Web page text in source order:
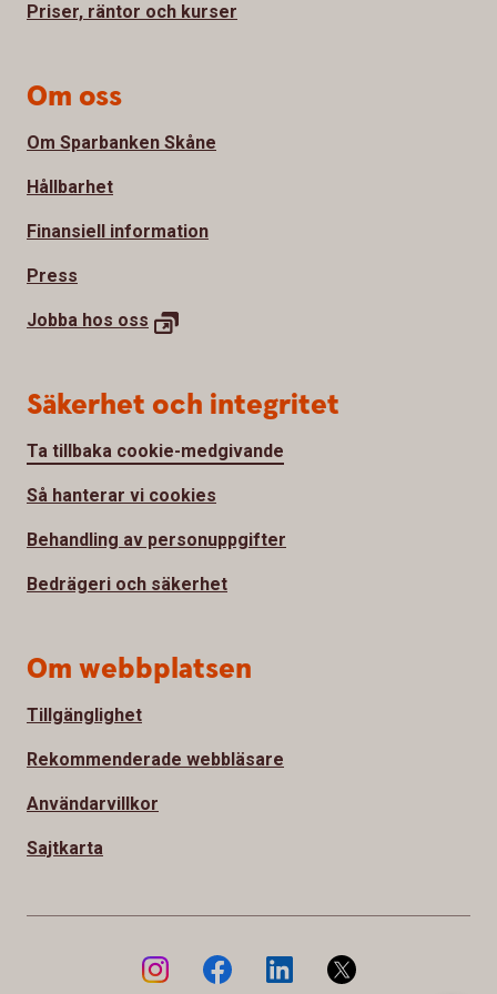
Priser, räntor och kurser
Om oss
Om Sparbanken Skåne
Hållbarhet
Finansiell information
Press
Jobba hos oss
Säkerhet och integritet
Ta tillbaka cookie-medgivande
Så hanterar vi cookies
Behandling av personuppgifter
Bedrägeri och säkerhet
Om webbplatsen
Tillgänglighet
Rekommenderade webbläsare
Användarvillkor
Sajtkarta